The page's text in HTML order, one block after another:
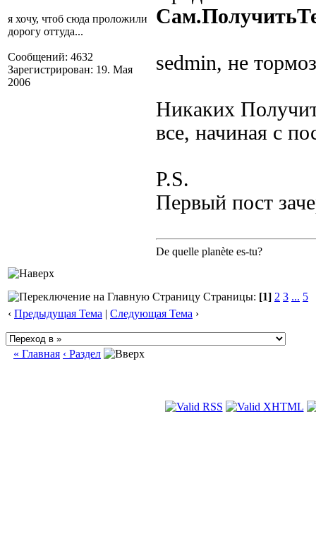
я хочу, чтоб сюда проложили
дорогу оттуда...
Сообщений: 4632
Зарегистрирован: 19. Мая
2006
sedmin, не
Никаких
все, начиная с
P.S.
Первый пост
De quelle planète es-tu?
Страницы: [1] 2 3 ... 5
‹ Предыдущая Тема | Следующая Тема ›
« Главная ‹ Раздел